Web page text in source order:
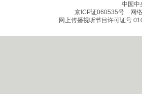
中国中
京ICP证060535号网络
网上传播视听节目许可证号